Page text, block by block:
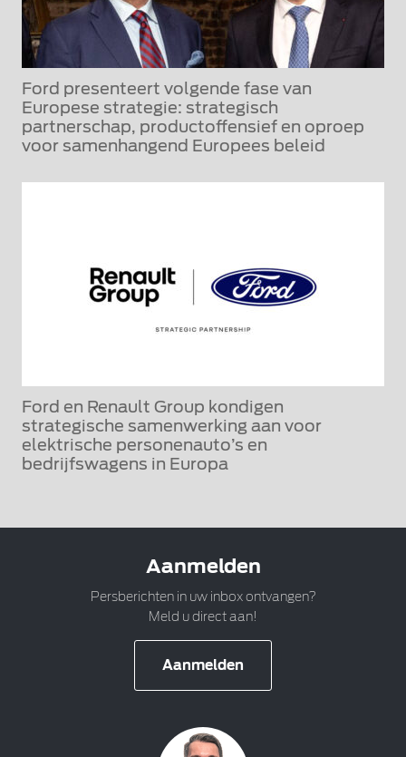
Ford presenteert volgende fase van
Europese strategie: strategisch
partnerschap, productoffensief en oproep
voor samenhangend Europees beleid
Ford en Renault Group kondigen
strategische samenwerking aan voor
elektrische personenauto’s en
bedrijfswagens in Europa
Aanmelden
Persberichten in uw inbox ontvangen?
Meld u direct aan!
Aanmelden